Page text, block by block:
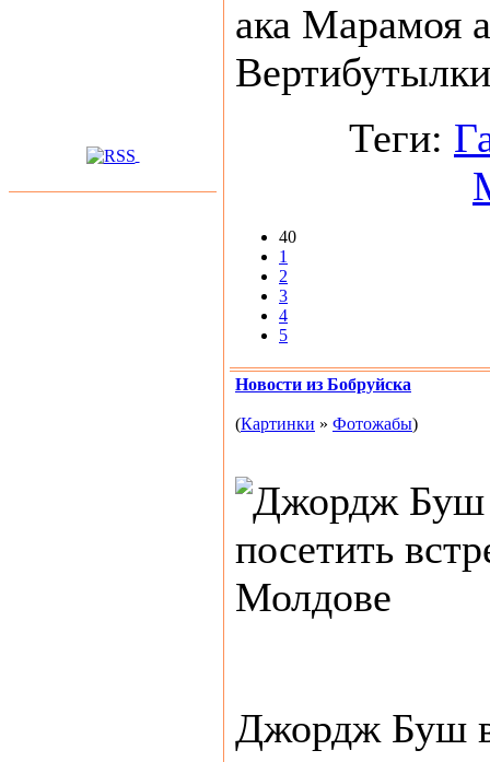
ака Марамоя
Теги:
40
1
2
3
4
5
Новости из Бобруйска
(Картинки » Фотожабы)
Джордж Буш